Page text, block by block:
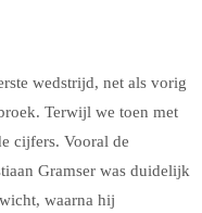
wedstrijd, net als vorig
Terwijl we toen met
cijfers. Vooral de
Gramser was duidelijk
waarna hij